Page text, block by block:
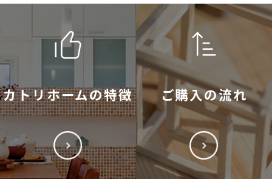
カトリホームの特徴 ご購入の流れ